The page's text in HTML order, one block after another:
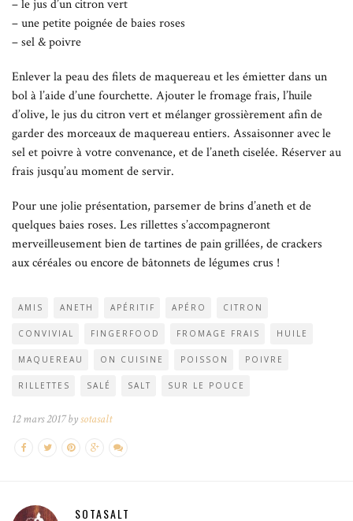
– le jus d’un citron vert
– une petite poignée de baies roses
– sel & poivre
Enlever la peau des filets de maquereau et les émietter dans un
bol à l’aide d’une fourchette. Ajouter le fromage frais, l’huile
d’olive, le jus du citron vert et mélanger grossièrement afin de
garder des morceaux de maquereau entiers. Assaisonner avec le
sel et poivre à votre convenance, et de l’aneth ciselée. Réserver au
frais jusqu’au moment de servir.
Pour une jolie présentation, parsemer de brins d’aneth et de
quelques baies roses. Les rillettes s’accompagneront
merveilleusement bien de tartines de pain grillées, de crackers
aux céréales ou encore de bâtonnets de légumes crus !
AMIS ANETH APÉRITIF APÉRO CITRON
CONVIVIAL FINGERFOOD FROMAGE FRAIS HUILE
MAQUEREAU ON CUISINE POISSON POIVRE
RILLETTES SALÉ SALT SUR LE POUCE
12 mars 2017 bysotasalt
SOTASALT